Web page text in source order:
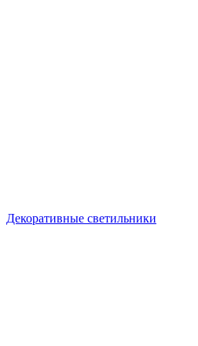
Декоративные светильники